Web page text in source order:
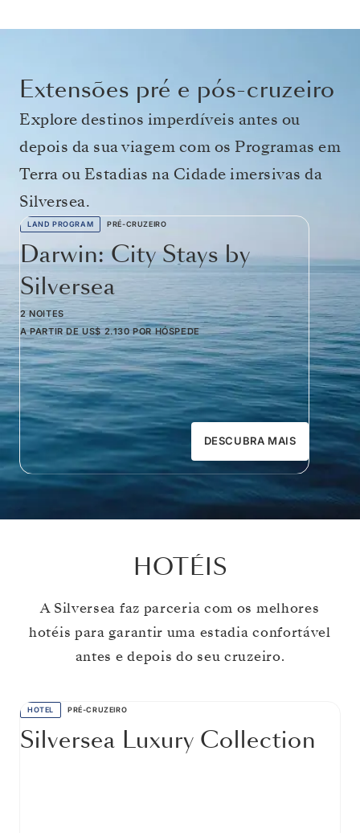
Extensões pré e pós-cruzeiro
Explore destinos imperdíveis antes ou
depois da sua viagem com os Programas em
Terra ou Estadias na Cidade imersivas da
Silversea.
LAND PROGRAM PRÉ-CRUZEIRO
Darwin: City Stays by
Silversea
2 NOITES
A PARTIR DE US$ 2.130 POR HÓSPEDE
DESCUBRA MAIS
HOTÉIS
A Silversea faz parceria com os melhores
hotéis para garantir uma estadia confortável
antes e depois do seu cruzeiro.
HOTEL PRÉ-CRUZEIRO
Silversea Luxury Collection